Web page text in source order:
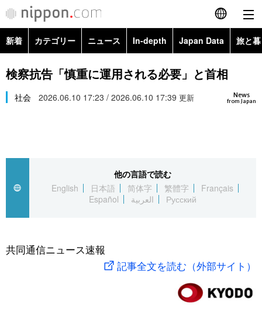
English
简体字
繁體字
العربية
社会
旅と暮らし
新着 カテゴリー ニュース In-depth Japan Data 旅と
政治・外交
経済・ビジネス
社会
文化
科学・技術
暮らし
Topics
Images
お知らせ
検察抗告「慎重に運用される必要」と首相
News
from Japan
社会 2026.06.10 17:23 / 2026.06.10 17:39 更新
他の言語で読む
English
日本語 简体字 繁體字
Français
Español
العربية Русский
共同通信ニュース速報
記事全文を読む（外部サイト）